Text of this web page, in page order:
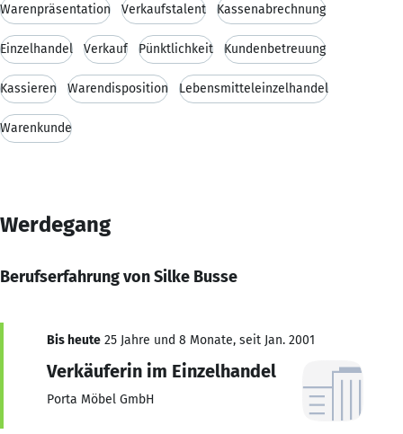
Warenpräsentation Verkaufstalent Kassenabrechnung
Einzelhandel Verkauf Pünktlichkeit Kundenbetreuung
Kassieren Warendisposition Lebensmitteleinzelhandel
Warenkunde
Werdegang
Berufserfahrung von Silke Busse
Bis heute 25 Jahre und 8 Monate, seit Jan. 2001
Verkäuferin im Einzelhandel
Porta Möbel GmbH